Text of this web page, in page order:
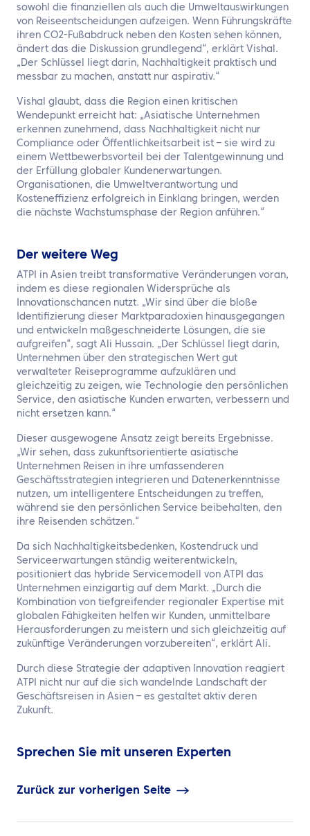
sowohl die finanziellen als auch die Umweltauswirkungen
von Reiseentscheidungen aufzeigen. Wenn Führungskräfte
ihren CO2-Fußabdruck neben den Kosten sehen können,
ändert das die Diskussion grundlegend“, erklärt Vishal.
„Der Schlüssel liegt darin, Nachhaltigkeit praktisch und
messbar zu machen, anstatt nur aspirativ.“
Vishal glaubt, dass die Region einen kritischen
Wendepunkt erreicht hat: „Asiatische Unternehmen
erkennen zunehmend, dass Nachhaltigkeit nicht nur
Compliance oder Öffentlichkeitsarbeit ist – sie wird zu
einem Wettbewerbsvorteil bei der Talentgewinnung und
der Erfüllung globaler Kundenerwartungen.
Organisationen, die Umweltverantwortung und
Kosteneffizienz erfolgreich in Einklang bringen, werden
die nächste Wachstumsphase der Region anführen.“
Der weitere Weg
ATPI in Asien treibt transformative Veränderungen voran,
indem es diese regionalen Widersprüche als
Innovationschancen nutzt. „Wir sind über die bloße
Identifizierung dieser Marktparadoxien hinausgegangen
und entwickeln maßgeschneiderte Lösungen, die sie
aufgreifen“, sagt Ali Hussain. „Der Schlüssel liegt darin,
Unternehmen über den strategischen Wert gut
verwalteter Reiseprogramme aufzuklären und
gleichzeitig zu zeigen, wie Technologie den persönlichen
Service, den asiatische Kunden erwarten, verbessern und
nicht ersetzen kann.“
Dieser ausgewogene Ansatz zeigt bereits Ergebnisse.
„Wir sehen, dass zukunftsorientierte asiatische
Unternehmen Reisen in ihre umfassenderen
Geschäftsstrategien integrieren und Datenerkenntnisse
nutzen, um intelligentere Entscheidungen zu treffen,
während sie den persönlichen Service beibehalten, den
ihre Reisenden schätzen.“
Da sich Nachhaltigkeitsbedenken, Kostendruck und
Serviceerwartungen ständig weiterentwickeln,
positioniert das hybride Servicemodell von ATPI das
Unternehmen einzigartig auf dem Markt. „Durch die
Kombination von tiefgreifender regionaler Expertise mit
globalen Fähigkeiten helfen wir Kunden, unmittelbare
Herausforderungen zu meistern und sich gleichzeitig auf
zukünftige Veränderungen vorzubereiten“, erklärt Ali.
Durch diese Strategie der adaptiven Innovation reagiert
ATPI nicht nur auf die sich wandelnde Landschaft der
Geschäftsreisen in Asien – es gestaltet aktiv deren
Zukunft.
Sprechen Sie mit unseren Experten
Zurück zur vorherigen Seite